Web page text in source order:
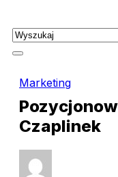
to
content
Marketing
Czaplinek